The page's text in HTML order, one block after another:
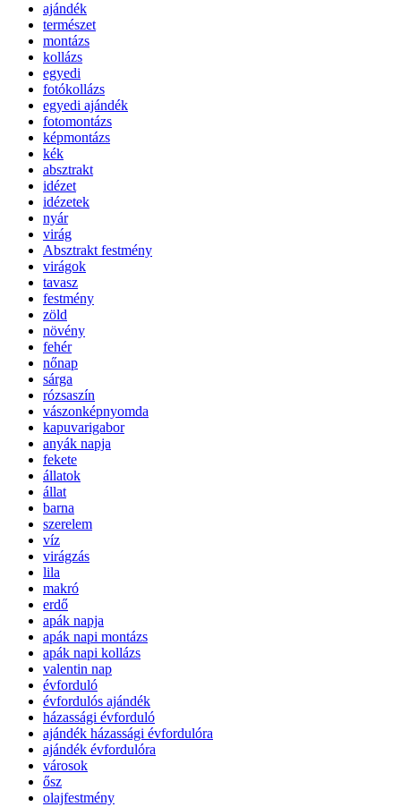
ajándék
természet
montázs
kollázs
egyedi
fotókollázs
egyedi ajándék
fotomontázs
képmontázs
kék
absztrakt
idézet
idézetek
nyár
virág
Absztrakt festmény
virágok
tavasz
festmény
zöld
növény
fehér
nőnap
sárga
rózsaszín
vászonképnyomda
kapuvarigabor
anyák napja
fekete
állatok
állat
barna
szerelem
víz
virágzás
lila
makró
erdő
apák napja
apák napi montázs
apák napi kollázs
valentin nap
évforduló
évfordulós ajándék
házassági évforduló
ajándék házassági évfordulóra
ajándék évfordulóra
városok
ősz
olajfestmény